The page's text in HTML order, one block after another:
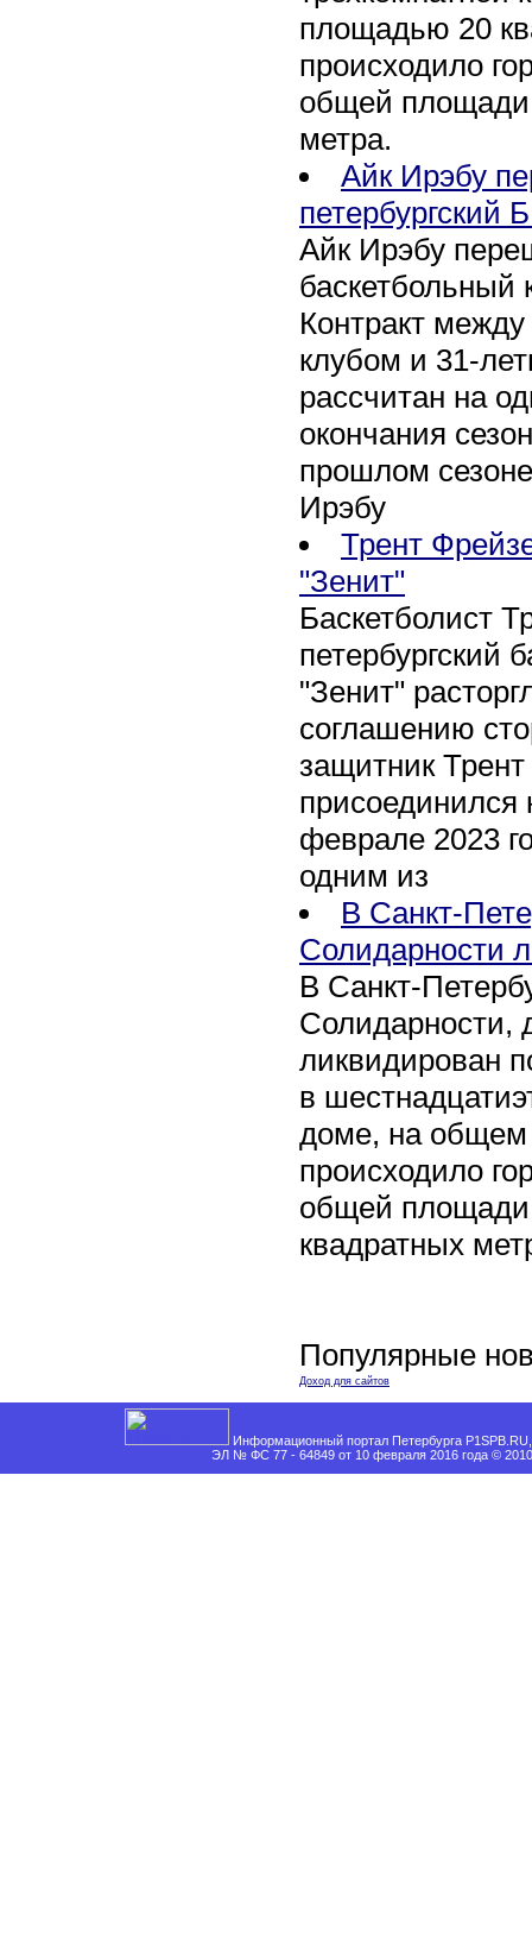
площадью 20
происходило
общей площади
метра.
Айк Ирэбу
петербургский
Айк Ирэбу
баскетбольный
Контракт между
клубом и 31-
рассчитан на
окончания
прошлом
Ирэбу
Трент
"Зенит"
Баскетболист
петербургский
"Зенит"
соглашению
защитник
присоединился
феврале 2023
одним из
В Санкт-
Солидарности
В Санкт-
Солидарности,
ликвидирован
в
доме, на общем
происходило
общей площади
квадратных
Популярные
Доход для сайтов
Информационный портал Петербурга
ЭЛ № ФС 77 - 64849 от 10 февраля 2016 года ©